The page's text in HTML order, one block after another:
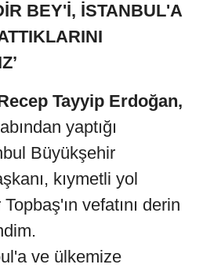
BEY'İ, İSTANBUL'A
Tayyip Erdoğan,
yaptığı
Büyükşehir
kıymetli yol
vefatını derin
ve ülkemize